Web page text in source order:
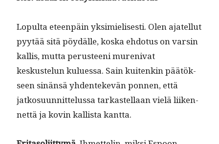
Lop­ul­ta eteen­päin yksimielis­es­ti. Olen ajatel­lut
pyytää sitä pöy­dälle, kos­ka ehdo­tus on varsin
kallis, mut­ta perus­teeni mureni­vat
keskustelun kulues­sa. Sain kuitenkin päätök­
seen sinän­sä yhden­tekevän pon­nen, että
jatko­su­un­nit­telus­sa tarkastel­laan vielä liiken­
net­tä ja kovin kallista kant­ta.